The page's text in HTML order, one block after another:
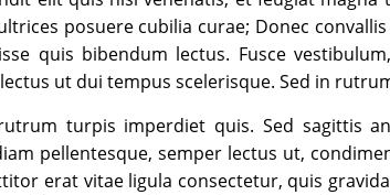
posuere cubilia curae; Donec
quis bibendum lectus. Fusce
ut dui tempus scelerisque. Sed in
turpis imperdiet quis. Sed sagittis
pellentesque, semper lectus ut,
erat vitae ligula consectetur, quis